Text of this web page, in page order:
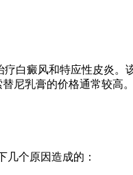
白癜风和特应性皮炎。
尼乳膏的价格通常较高
个原因造成的：